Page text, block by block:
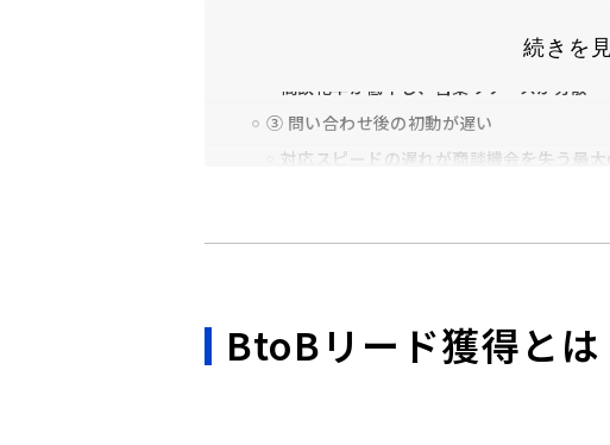
情報収集目的のリードが増えやすい
商談化率が低下し、営業リソースが分散
③ 問い合わせ後の初動が遅い
対応スピードの遅れが商談機会を失う最
代表的なBtoBリード獲得手法10選
2. ホワイトペーパー・資料ダウンロード
3. ウェビナー（オンラインセミナー）
続きを
BtoBリード獲得と